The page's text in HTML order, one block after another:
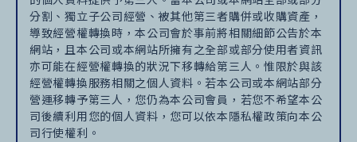
分割、獨立子公司經營、被其他第三者購併或收購資產，
導致經營權轉換時，本公司會於事前將相關細節公告於本
網站，且本公司或本網站所擁有之全部或部分使用者資訊
亦可能在經營權轉換的狀況下移轉給第三人。惟限於與該
經營權轉換服務相關之個人資料。若本公司或本網站部分
營運移轉予第三人，您仍為本公司會員，若您不希望本公
司後續利用您的個人資料，您可以依本隱私權政策向本公
司行使權利。